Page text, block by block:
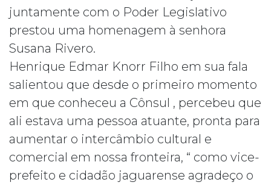
juntamente com o Poder Legislativo
prestou uma homenagem à senhora
Susana Rivero.
Henrique Edmar Knorr Filho em sua fala
salientou que desde o primeiro momento
em que conheceu a Cônsul , percebeu que
ali estava uma pessoa atuante, pronta para
aumentar o intercâmbio cultural e
comercial em nossa fronteira, “ como vice-
prefeito e cidadão jaguarense agradeço o